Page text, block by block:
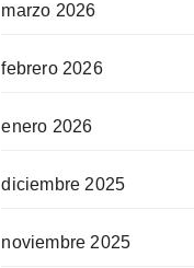
marzo 2026
febrero 2026
enero 2026
diciembre 2025
noviembre 2025